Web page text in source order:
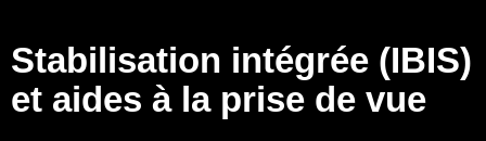
Stabilisation intégrée (IBIS)
et aides à la prise de vue